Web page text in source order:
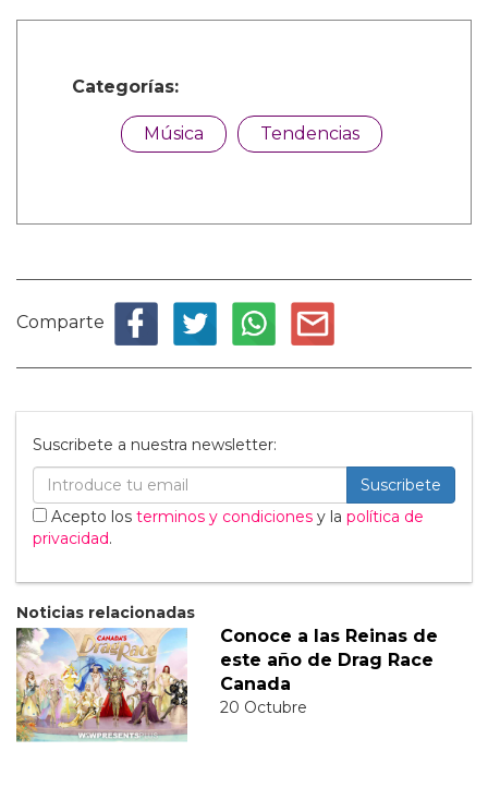
Categorías:
Música Tendencias
Comparte
Suscribete a nuestra newsletter:
Suscribete
Acepto los terminos y condiciones y la política de
privacidad.
Noticias relacionadas
Conoce a las Reinas de
este año de Drag Race
Canada
20 Octubre